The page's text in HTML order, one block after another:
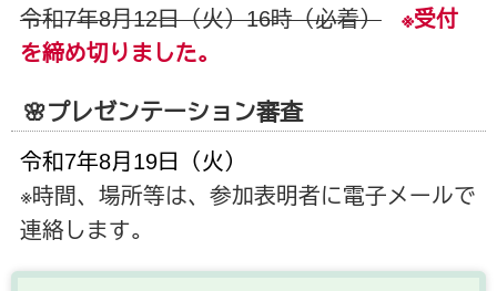
令和7年8月12日（火）16時（必着）
※受付
を締め切りました。
🌸プレゼンテーション審査
令和7年8月19日（火）
※時間、場所等は、参加表明者に電子メールで
連絡します。